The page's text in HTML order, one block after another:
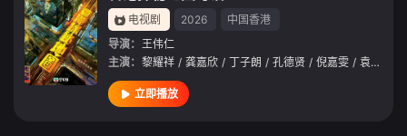
电视剧 2026
中国香港
导演： 王伟仁
主演： 黎耀祥 / 龚嘉欣 / 丁子朗 / 孔德贤 / 倪嘉雯 / 袁文杰
立即播放